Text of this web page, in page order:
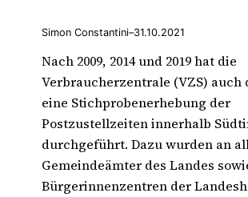
Simon Constantini–31.10.2021
Nach 2009, 2014 und 2019 hat die
Verbraucherzentrale (VZS) auch
eine Stichprobenerhebung der
Postzustellzeiten innerhalb
durchgeführt. Dazu wurden an
Gemeindeämter des Landes
Bürgerinnenzentren der